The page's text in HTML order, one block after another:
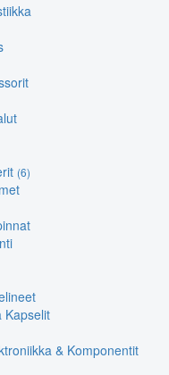
(6)
Kapselit
& Komponentit